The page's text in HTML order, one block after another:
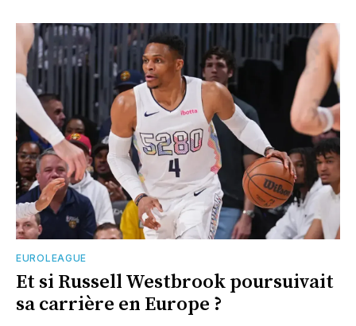
EUROLEAGUE
Et si Russell Westbrook poursuivait
sa carrière en Europe ?